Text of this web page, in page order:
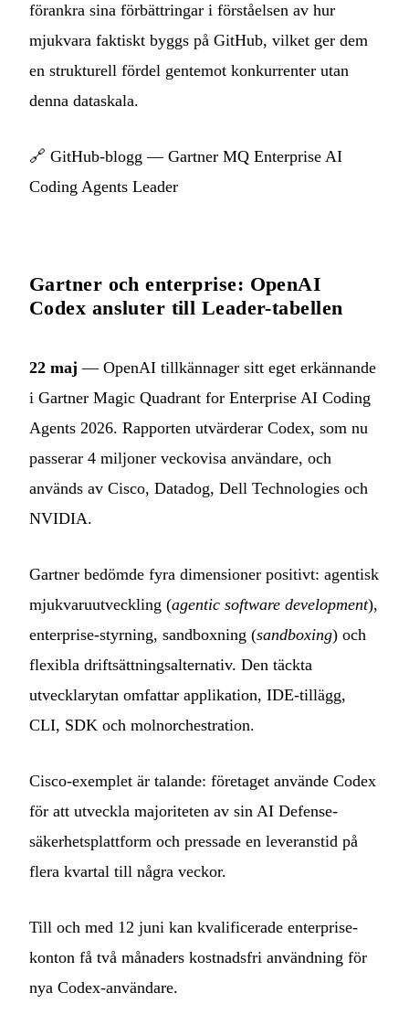
förankra sina förbättringar i förståelsen av hur
mjukvara faktiskt byggs på GitHub, vilket ger dem
en strukturell fördel gentemot konkurrenter utan
denna dataskala.
🔗 GitHub-blogg — Gartner MQ Enterprise AI
Coding Agents Leader
Gartner och enterprise: OpenAI
Codex ansluter till Leader-tabellen
22 maj — OpenAI tillkännager sitt eget erkännande
i Gartner Magic Quadrant for Enterprise AI Coding
Agents 2026. Rapporten utvärderar Codex, som nu
passerar 4 miljoner veckovisa användare, och
används av Cisco, Datadog, Dell Technologies och
NVIDIA.
Gartner bedömde fyra dimensioner positivt: agentisk
mjukvaruutveckling (agentic software development),
enterprise-styrning, sandboxning (sandboxing) och
flexibla driftsättningsalternativ. Den täckta
utvecklarytan omfattar applikation, IDE-tillägg,
CLI, SDK och molnorchestration.
Cisco-exemplet är talande: företaget använde Codex
för att utveckla majoriteten av sin AI Defense-
säkerhetsplattform och pressade en leveranstid på
flera kvartal till några veckor.
Till och med 12 juni kan kvalificerade enterprise-
konton få två månaders kostnadsfri användning för
nya Codex-användare.